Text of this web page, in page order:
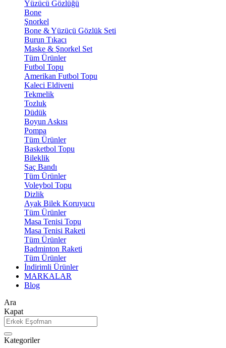
Yüzücü Gözlüğü
Bone
Şnorkel
Bone & Yüzücü Gözlük Seti
Burun Tıkacı
Maske & Şnorkel Set
Tüm Ürünler
Futbol Topu
Amerikan Futbol Topu
Kaleci Eldiveni
Tekmelik
Tozluk
Düdük
Boyun Askısı
Pompa
Tüm Ürünler
Basketbol Topu
Bileklik
Saç Bandı
Tüm Ürünler
Voleybol Topu
Dizlik
Ayak Bilek Koruyucu
Tüm Ürünler
Masa Tenisi Topu
Masa Tenisi Raketi
Tüm Ürünler
Badminton Raketi
Tüm Ürünler
İndirimli Ürünler
MARKALAR
Blog
Ara
Kapat
Kategoriler